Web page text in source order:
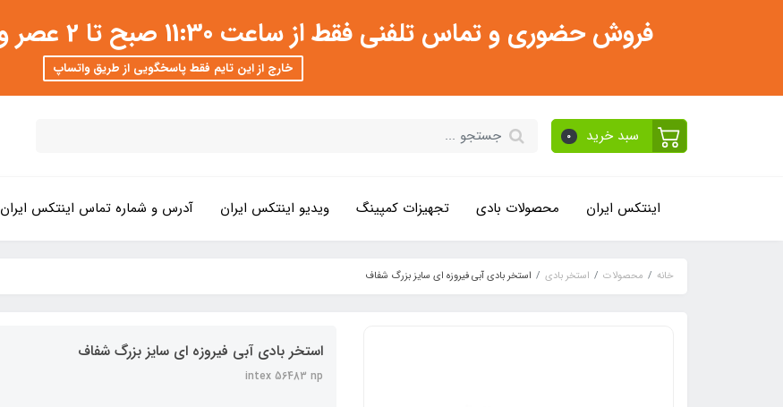
فروش حضوری و تماس تلفنی فقط از ساعت 11:30 صبح تا 2 عصر و 3 تا 8 شب امکان پذیر است
خارج از این تایم فقط پاسخگویی از طریق واتساپ
سبد خرید 0
اینتکس ایران محصولات بادی تجهیزات کمپینگ ویدیو اینتکس ایران آدرس و شماره تماس اینتکس ایران
خانه محصولات استخر بادی استخر بادی آبی فیروزه ای سایز بزرگ شفاف
استخر بادی آبی فیروزه ای سایز بزرگ شفاف
intex 56483 np